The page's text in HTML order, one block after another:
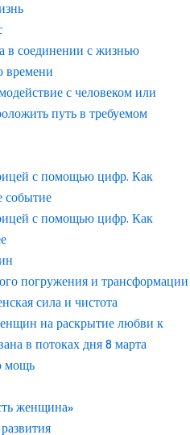
в соединении с жизнью
времени
с человеком или
путь в требуемом
с помощью цифр. Как
событие
с помощью цифр. Как
погружения и трансформации
сила и чистота
на раскрытие любви к
в потоках дня 8 марта
мощь
женщина»